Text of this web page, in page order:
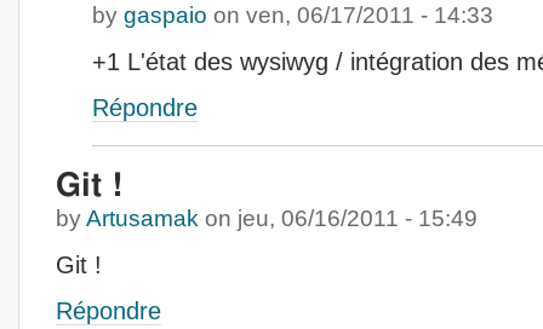
by gaspaio on ven, 06/17/2011 - 14:33
+1 L'état des wysiwyg / intégration des
Répondre
Git !
byArtusamak on jeu, 06/16/2011 - 15:49
Git !
Répondre